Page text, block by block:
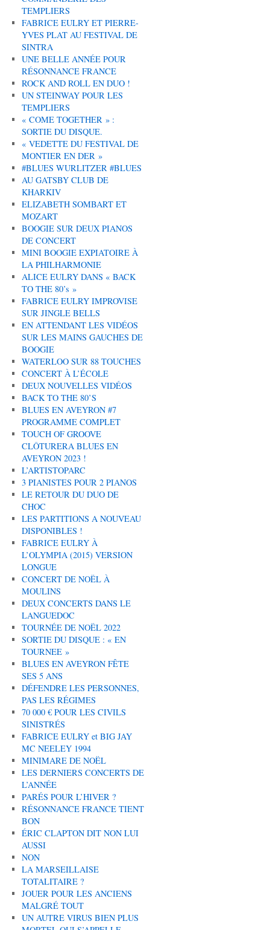
TEMPLIERS
FABRICE EULRY ET PIERRE-
YVES PLAT AU FESTIVAL DE
SINTRA
UNE BELLE ANNÉE POUR
RÉSONNANCE FRANCE
ROCK AND ROLL EN DUO !
UN STEINWAY POUR LES
TEMPLIERS
« COME TOGETHER » :
SORTIE DU DISQUE.
« VEDETTE DU FESTIVAL DE
MONTIER EN DER »
#BLUES WURLITZER #BLUES
AU GATSBY CLUB DE
KHARKIV
ELIZABETH SOMBART ET
MOZART
BOOGIE SUR DEUX PIANOS
DE CONCERT
MINI BOOGIE EXPIATOIRE À
LA PHILHARMONIE
ALICE EULRY DANS « BACK
TO THE 80’s »
FABRICE EULRY IMPROVISE
SUR JINGLE BELLS
EN ATTENDANT LES VIDÉOS
SUR LES MAINS GAUCHES DE
BOOGIE
WATERLOO SUR 88 TOUCHES
CONCERT À L’ÉCOLE
DEUX NOUVELLES VIDÉOS
BACK TO THE 80’S
BLUES EN AVEYRON #7
PROGRAMME COMPLET
TOUCH OF GROOVE
CLÔTURERA BLUES EN
AVEYRON 2023 !
L’ARTISTOPARC
3 PIANISTES POUR 2 PIANOS
LE RETOUR DU DUO DE
CHOC
LES PARTITIONS A NOUVEAU
DISPONIBLES !
FABRICE EULRY À
L’OLYMPIA (2015) VERSION
LONGUE
CONCERT DE NOËL À
MOULINS
DEUX CONCERTS DANS LE
LANGUEDOC
TOURNÉE DE NOËL 2022
SORTIE DU DISQUE : « EN
TOURNEE »
BLUES EN AVEYRON FÊTE
SES 5 ANS
DÉFENDRE LES PERSONNES,
PAS LES RÉGIMES
70 000 € POUR LES CIVILS
SINISTRÉS
FABRICE EULRY et BIG JAY
MC NEELEY 1994
MINIMARE DE NOËL
LES DERNIERS CONCERTS DE
L’ANNÉE
PARÉS POUR L’HIVER ?
RÉSONNANCE FRANCE TIENT
BON
ÉRIC CLAPTON DIT NON LUI
AUSSI
NON
LA MARSEILLAISE
TOTALITAIRE ?
JOUER POUR LES ANCIENS
MALGRÉ TOUT
UN AUTRE VIRUS BIEN PLUS